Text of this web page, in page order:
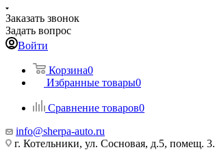
Заказать звонок
Задать вопрос
Войти
Корзина0
Избранные товары0
Сравнение товаров0
info@sherpa-auto.ru
г. Котельники, ул. Сосновая, д.5, помещ. 3.